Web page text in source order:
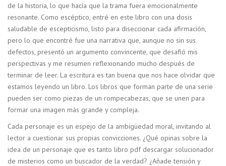
de la historia, lo que hacía que la trama fuera emocionalmente
resonante. Como escéptico, entré en este libro con una dosis
saludable de escepticismo, listo para diseccionar cada afirmación,
pero lo que encontré fue una narrativa que, aunque no sin sus
defectos, presentó un argumento convincente, que desafió mis
perspectivas y me resumen reflexionando mucho después de
terminar de leer. La escritura es tan buena que nos hace olvidar que
estamos leyendo un libro. Los libros que forman parte de una serie
pueden ser como piezas de un rompecabezas, que se unen para
formar una imagen más grande y compleja.
Cada personaje es un espejo de la ambigüedad moral, invitando al
lector a cuestionar sus propias convicciones. ¿Qué opinas sobre la
idea de un personaje que es tanto libro pdf descargar solucionador
de misterios como un buscador de la verdad? ¿Añade tensión y